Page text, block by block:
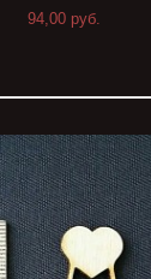
94,00 руб.